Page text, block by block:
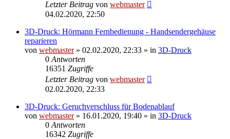
Letzter Beitrag von webmaster
04.02.2020, 22:50
3D-Druck: Hörmann Fernbedienung - Handsendergehäuse
reparieren
von webmaster» 02.02.2020, 22:33 » in 3D-Druck
0 Antworten
16351 Zugriffe
Letzter Beitrag von webmaster
02.02.2020, 22:33
3D-Druck: Geruchverschluss für Bodenablauf
von webmaster» 16.01.2020, 19:40 » in 3D-Druck
0 Antworten
16342 Zugriffe